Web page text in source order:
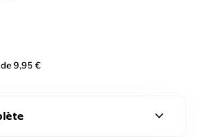
de 9,95 €
expand_more